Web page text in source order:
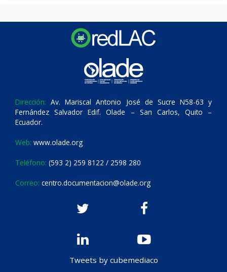
Dirección: Av. Mariscal Antonio José de Sucre N58-63 y
Fernández Salvador Edif. Olade – San Carlos, Quito –
Ecuador.
Web: www.olade.org
Teléfono: (593 2) 259 8122 / 2598 280
Correo: centro.documentacion@olade.org
Tweets by cubemediaco